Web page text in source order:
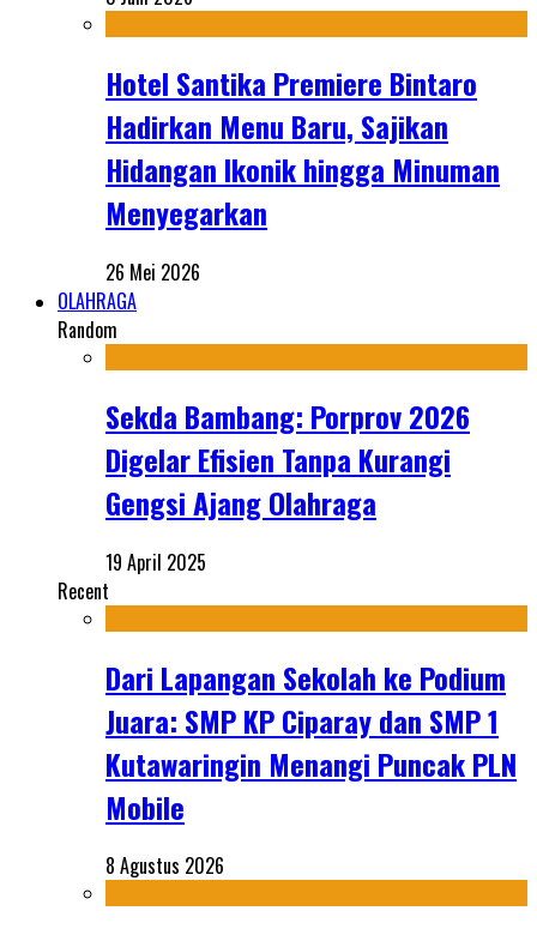
Hotel Santika Premiere Bintaro
Hadirkan Menu Baru, Sajikan
Hidangan Ikonik hingga Minuman
Menyegarkan
26 Mei 2026
OLAHRAGA
Random
Sekda Bambang: Porprov 2026
Digelar Efisien Tanpa Kurangi
Gengsi Ajang Olahraga
19 April 2025
Recent
Dari Lapangan Sekolah ke Podium
Juara: SMP KP Ciparay dan SMP 1
Kutawaringin Menangi Puncak PLN
Mobile
8 Agustus 2026